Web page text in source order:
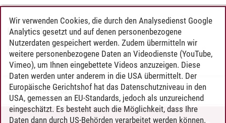
KONTAKT
Prof. Dr. Marcus Pietsch
Julia Valtwies/ 03.02.2026
Wir verwenden Cookies, die durch den Analysedienst Google
Analytics gesetzt und auf denen personenbezogene
Nutzerdaten gespeichert werden. Zudem übermitteln wir
weitere personenbezogene Daten an Videodienste (YouTube,
Vimeo), um Ihnen eingebettete Videos anzuzeigen. Diese
Daten werden unter anderem in die USA übermittelt. Der
Europäische Gerichtshof hat das Datenschutzniveau in den
USA, gemessen an EU-Standards, jedoch als unzureichend
eingeschätzt. Es besteht auch die Möglichkeit, dass Ihre
Daten dann durch US-Behörden verarbeitet werden können.